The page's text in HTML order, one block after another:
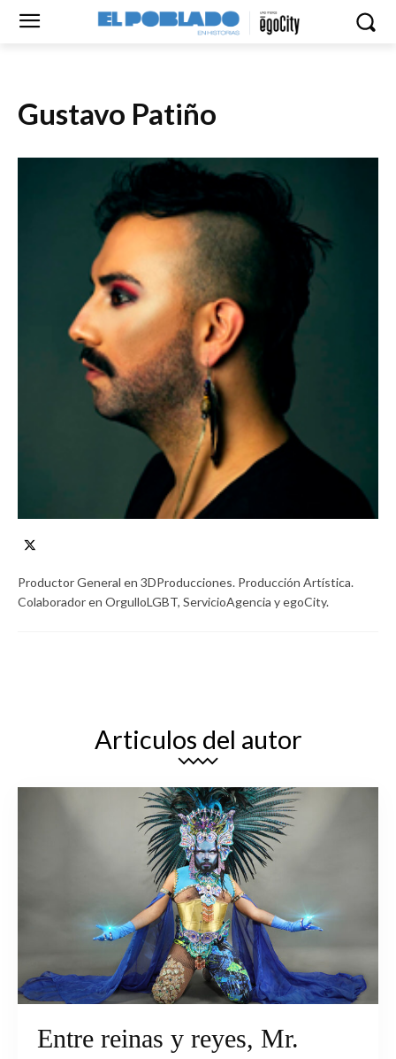
Gustavo Patiño
Productor General en 3DProducciones. Producción Artística.
Colaborador en OrgulloLGBT, ServicioAgencia y egoCity.
Articulos del autor
Entre reinas y reyes, Mr.